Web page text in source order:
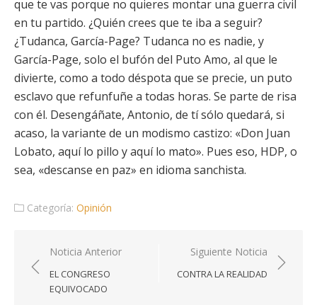
que te vas porque no quieres montar una guerra civil
en tu partido. ¿Quién crees que te iba a seguir?
¿Tudanca, García-Page? Tudanca no es nadie, y
García-Page, solo el bufón del Puto Amo, al que le
divierte, como a todo déspota que se precie, un puto
esclavo que refunfuñe a todas horas. Se parte de risa
con él. Desengáñate, Antonio, de tí sólo quedará, si
acaso, la variante de un modismo castizo: «Don Juan
Lobato, aquí lo pillo y aquí lo mato». Pues eso, HDP, o
sea, «descanse en paz» en idioma sanchista.
Categoría: Opinión
Navegación
de
entradas
Noticia Anterior
EL CONGRESO
EQUIVOCADO
Siguiente Noticia
CONTRA LA REALIDAD